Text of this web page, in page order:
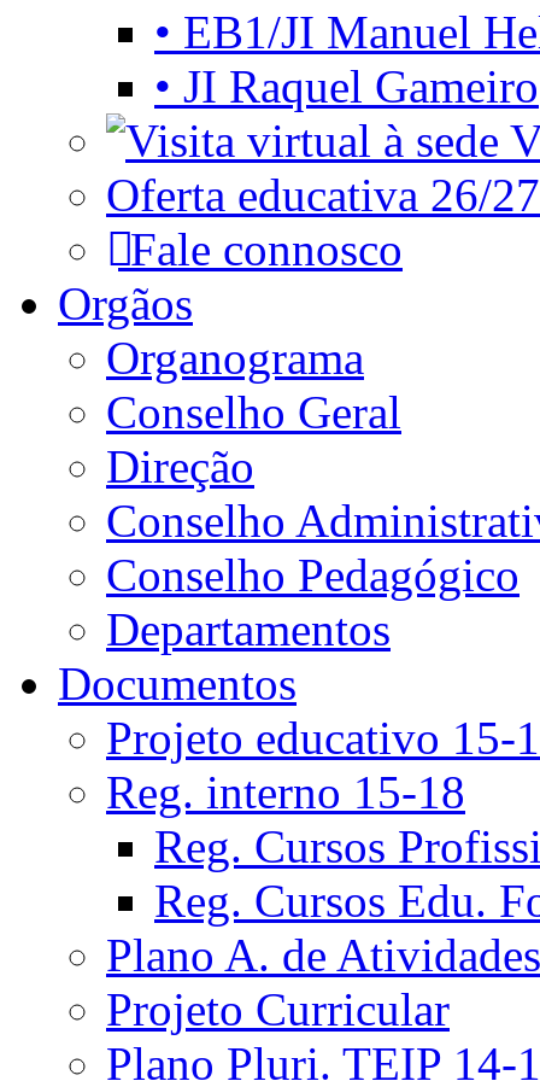
• EB1/JI Manuel
• JI Raquel Gameiro
Oferta educativa 26/27
Fale connosco
Orgãos
Organograma
Conselho Geral
Direção
Conselho
Conselho Pedagógico
Departamentos
Documentos
Projeto educativo 15-
Reg. interno 15-18
Reg. Cursos
Reg. Cursos Edu.
Plano A. de Atividades
Projeto Curricular
Plano Pluri. TEIP 14-